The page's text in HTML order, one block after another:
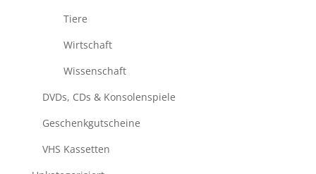
Tiere
Wirtschaft
Wissenschaft
DVDs, CDs & Konsolenspiele
Geschenkgutscheine
VHS Kassetten